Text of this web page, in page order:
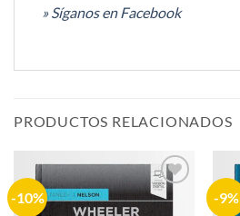
» Síganos en Facebook
PRODUCTOS RELACIONADOS
-10%
Añadir
-9%